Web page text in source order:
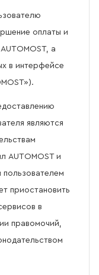
оплаты и
а
в интерфейсе
являются
AUTOMOST и
пользователем
приостановить
в
правомочий,